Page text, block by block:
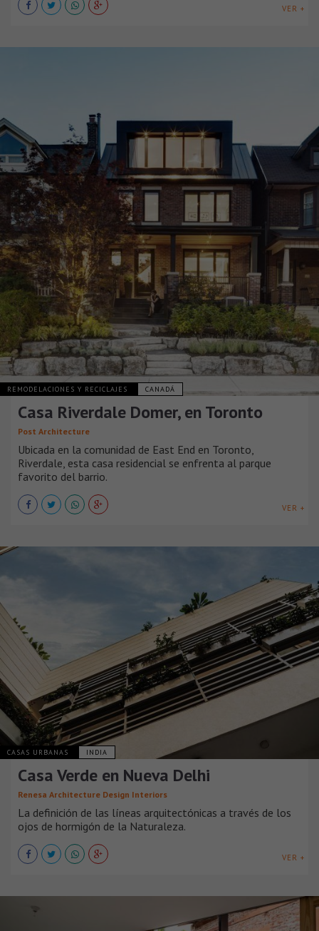
VER +
REMODELACIONES Y RECICLAJES CANADÁ
Casa Riverdale Domer, en Toronto
Post Architecture
Ubicada en la comunidad de East End en Toronto,
Riverdale, esta casa residencial se enfrenta al parque
favorito del barrio.
VER +
CASAS URBANAS INDIA
Casa Verde en Nueva Delhi
Renesa Architecture Design Interiors
La definición de las líneas arquitectónicas a través de los
ojos de hormigón de la Naturaleza.
VER +